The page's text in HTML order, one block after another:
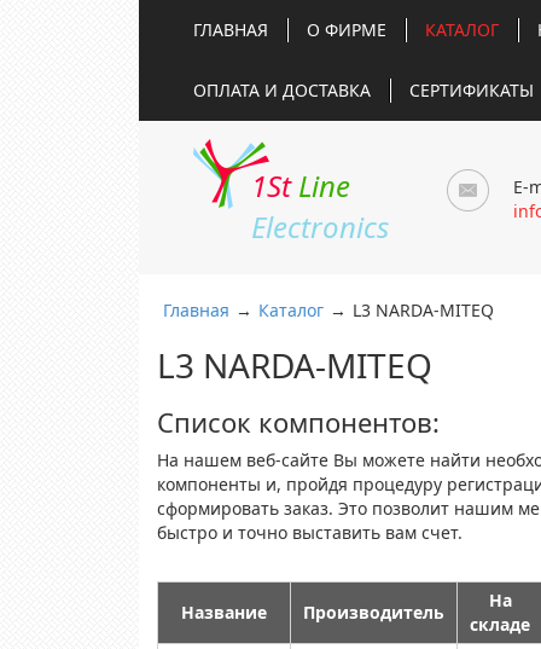
ГЛАВНАЯ О ФИРМЕ КАТАЛОГ
ОПЛАТА И ДОСТАВКА СЕРТИФИКАТЫ
1St Line
Electronics
E-
Главная → Каталог → L3 NARDA-MITEQ
L3 NARDA-MITEQ
Список компонентов:
На нашем веб-сайте Вы можете найти
компоненты и, пройдя процедуру
сформировать заказ. Это позволит нашим
быстро и точно выставить вам счет.
Название Производитель
На
складе